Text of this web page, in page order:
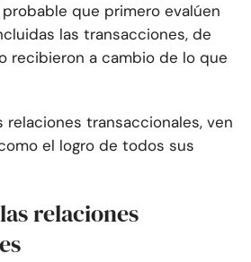
que primero evalúen
las transacciones, de
recibieron a cambio de lo que
relaciones transaccionales, ven
el logro de todos sus
relaciones